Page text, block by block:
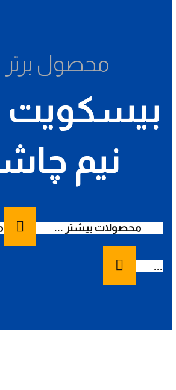
محصول برتر
بیسکویت
نیم
محصولات بیشتر ...
...